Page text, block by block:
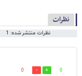
نظرات
نظرات منتشر شده: 1
0
0